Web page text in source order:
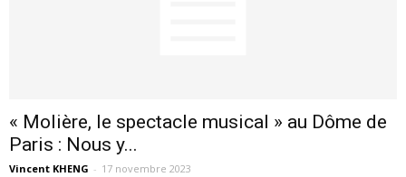
« Molière, le spectacle musical » au Dôme de
Paris : Nous y...
Vincent KHENG - 17 novembre 2023